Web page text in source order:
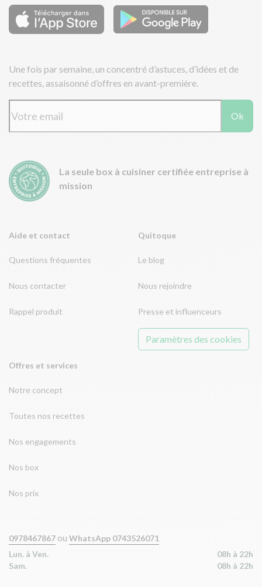
Aide et contact
Questions fréquentes
Nous contacter
Rappel produit
Offres et services
Notre concept
Toutes nos recettes
Nos engagements
Nos box
Nos prix
Quitoque
Le blog
Nous rejoindre
Presse et influenceurs
Paramètres des cookies
Une fois par semaine, un concentré d’astuces, d’idées et de
recettes, assaisonné d’offres en avant-première.
Ok
La seule box à cuisiner certifiée entreprise à
mission
0978467867 ou WhatsApp 0743526071
Lun. à Ven.
08h à 22h
Sam.
08h à 22h